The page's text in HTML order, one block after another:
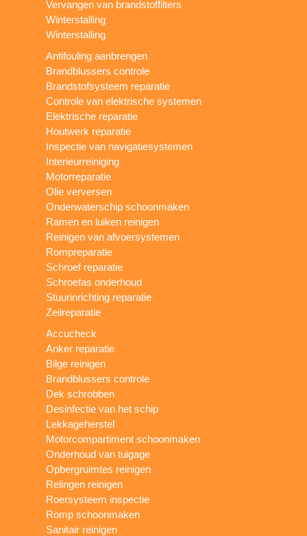
Vervangen van brandstoffilters
Winterstalling
Winterstalling
Antifouling aanbrengen
Brandblussers controle
Brandstofsysteem reparatie
Controle van elektrische systemen
Elektrische reparatie
Houtwerk reparatie
Inspectie van navigatiesystemen
Interieurreiniging
Motorreparatie
Olie verversen
Onderwaterschip schoonmaken
Ramen en luiken reinigen
Reinigen van afvoersystemen
Rompreparatie
Schroef reparatie
Schroefas onderhoud
Stuurinrichting reparatie
Zeilreparatie
Accucheck
Anker reparatie
Bilge reinigen
Brandblussers controle
Dek schrobben
Desinfectie van het schip
Lekkageherstel
Motorcompartiment schoonmaken
Onderhoud van tuigage
Opbergruimtes reinigen
Relingen reinigen
Roersysteem inspectie
Romp schoonmaken
Sanitair reinigen